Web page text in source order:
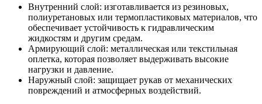
Внутренний слой: изготавливается из резиновых,
полиуретановых или термопластиковых материалов, что
обеспечивает устойчивость к гидравлическим
жидкостям и другим средам.
Армирующий слой: металлическая или текстильная
оплетка, которая позволяет выдерживать высокие
нагрузки и давление.
Наружный слой: защищает рукав от механических
повреждений и атмосферных воздействий.